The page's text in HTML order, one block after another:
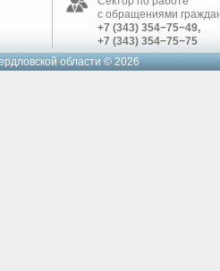
с обращениями
+7 (343) 354−75−49,
+7 (343) 354−75−75
области © 2026